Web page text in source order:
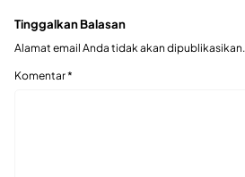
Tinggalkan Balasan
Alamat email Anda tidak akan dipublikasikan.
Komentar*